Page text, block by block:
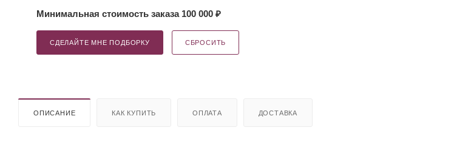
Минимальная стоимость заказа 100 000 ₽
СДЕЛАЙТЕ МНЕ ПОДБОРКУ СБРОСИТЬ
ОПИСАНИЕ КАК КУПИТЬ ОПЛАТА ДОСТАВКА